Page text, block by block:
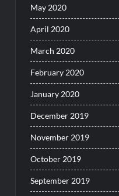
May 2020
April 2020
March 2020
February 2020
January 2020
December 2019
November 2019
October 2019
September 2019